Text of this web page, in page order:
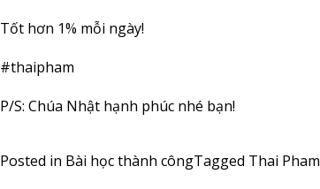
Tốt hơn 1% mỗi ngày!
#thaipham
P/S: Chúa Nhật hạnh phúc nhé bạn!
Posted in Bài học thành côngTagged Thai Pham